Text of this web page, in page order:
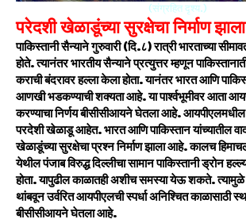
(संग्रहित दृश्य.)
परेदशी खेळाडूंच्या सुरक्षेचा निर्माण
पाकिस्तानी सैन्याने गुरुवारी (दि.८) रात्री भारताच्या
होते. त्यानंतर भारतीय सैन्याने प्रत्युत्तर म्हणून
कराची बंदरावर हल्ला केला होता. यानंतर भारत आणि
आणखी भडकण्याची शक्यता आहे. या पार्श्वभूमीवर आता
करण्याचा निर्णय बीसीसीआयने घेतला आहे.
परदेशी खेळाडू आहेत. भारत आणि पाकिस्तान यांच्यातील
खेळाडूंच्या सुरक्षेचा प्रश्न निर्माण झाला आहे. कालच
येथील पंजाब विरुद्ध दिल्लीचा सामान पाकिस्तानी ड्रोन
होता. यापुढील काळातही अशीच समस्या येऊ शकते. त्यामुळे
थांबवून उर्वरित आयपीएलची स्पर्धा अनिश्चित काळासाठी
बीसीसीआयने घेतला आहे.